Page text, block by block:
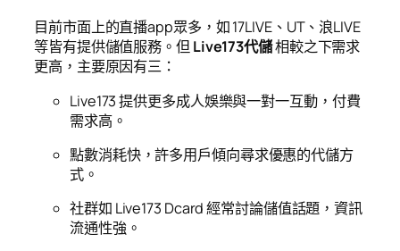
目前市面上的直播app眾多，如 17LIVE、UT、浪LIVE
等皆有提供儲值服務。但 Live173代儲相較之下需求
更高，主要原因有三：
Live173 提供更多成人娛樂與一對一互動，付費
需求高。
點數消耗快，許多用戶傾向尋求優惠的代儲方
式。
社群如 Live173 Dcard 經常討論儲值話題，資訊
流通性強。